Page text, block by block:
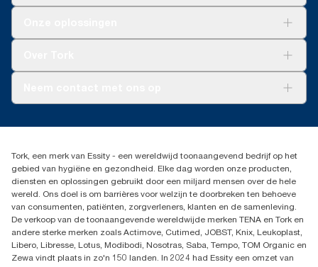
Productklacht
Dispenserklacht
030 - 698 46 66
Essity Netherlands B.V.
Arnhemse Bovenweg 120
3708 AH ZEIST
Nederland
Tork, een merk van Essity - een wereldwijd toonaangevend bedrijf op het
gebied van hygiëne en gezondheid. Elke dag worden onze producten,
diensten en oplossingen gebruikt door een miljard mensen over de hele
wereld. Ons doel is om barrières voor welzijn te doorbreken ten behoeve
van consumenten, patiënten, zorgverleners, klanten en de samenleving.
De verkoop van de toonaangevende wereldwijde merken TENA en Tork en
andere sterke merken zoals Actimove, Cutimed, JOBST, Knix, Leukoplast,
Libero, Libresse, Lotus, Modibodi, Nosotras, Saba, Tempo, TOM Organic en
Zewa vindt plaats in zo'n 150 landen. In 2024 had Essity een omzet van